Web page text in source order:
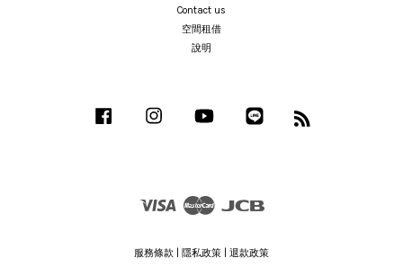
Contact us
空間租借
說明
Facebook Instagram YouTube
Visa Master
服務條款 隱私政策 退款政策